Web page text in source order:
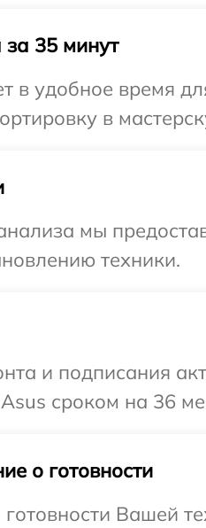
35 минут
в удобное время
в
мы
техники.
и подписания
сроком на 36
о готовности
Вашей